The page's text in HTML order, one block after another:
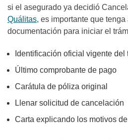
si el asegurado ya decidió
Quálitas, es importante que
documentación para iniciar el
Identificación oficial vigente del
Último comprobante de pago
Carátula de póliza original
Llenar solicitud de cancelación
Carta explicando los motivos